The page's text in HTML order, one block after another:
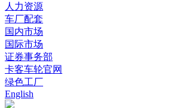
人力资源
车厂配套
国内市场
国际市场
证券事务部
卡客车轮官网
绿色工厂
English